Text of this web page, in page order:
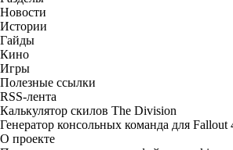
Новости
Истории
Гайды
Кино
Игры
Полезные ссылки
RSS-лента
Калькулятор скилов The Division
Генератор консольных команда для Fallout
О проекте